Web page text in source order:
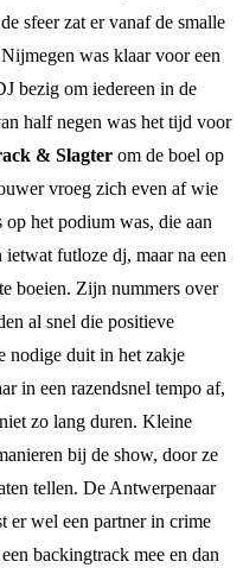
sfeer zat er vanaf de smalle
was klaar voor een
bezig om iedereen in de
half negen was het tijd voor
& Slagter om de boel op
vroeg zich even af wie
het podium was, die aan
futloze dj, maar na een
boeien. Zijn nummers over
al snel die positieve
nodige duit in het zakje
in een razendsnel tempo af,
zo lang duren. Kleine
bij de show, door ze
tellen. De Antwerpenaar
er wel een partner in crime
backingtrack mee en dan